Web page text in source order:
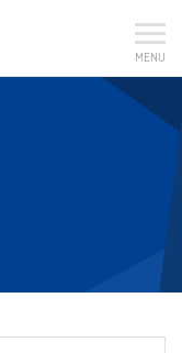
MENU